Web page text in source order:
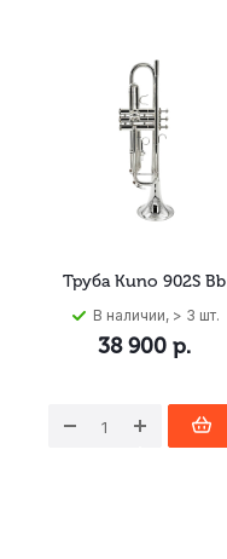
Труба Kuno 902S Bb
В наличии, > 3 шт.
38 900 р.